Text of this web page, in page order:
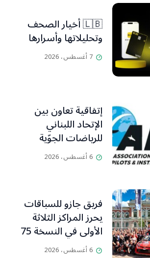
🇱🇧 أخيار الصحف
وتحليلاتها وأسرارها
7 أغسطس، 2026
إتفاقية تعاون بين
الإتحاد اللبناني
للرياضات الجوّية
وجمعية طيّاري
ومدرّبي الطيران
6 أغسطس، 2026
فريق جازو للسباقات
يحرز المراكز الثلاثة
الأولى في النسخة 75
من رالي فنلندا
6 أغسطس، 2026